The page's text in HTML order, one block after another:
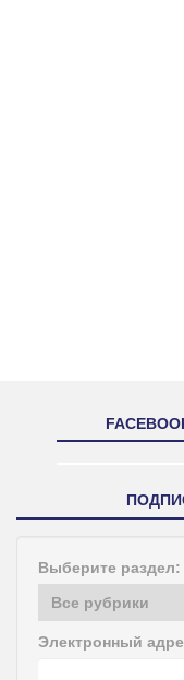
Выберите раздел:
Электронный